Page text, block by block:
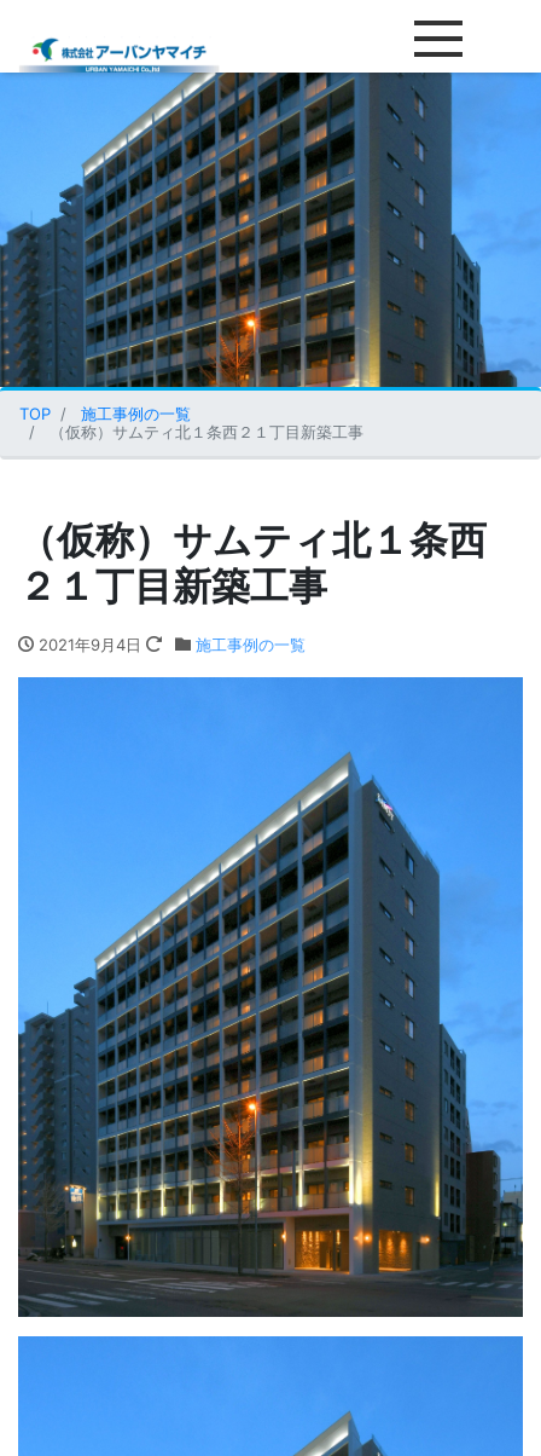
（仮称）サムティ北１条西２
TOP
施工事例の一覧
（仮称）サムティ北１条西２１丁目新築工事
（仮称）サムティ北１条西
２１丁目新築工事
2021年9月4日 施工事例の一覧